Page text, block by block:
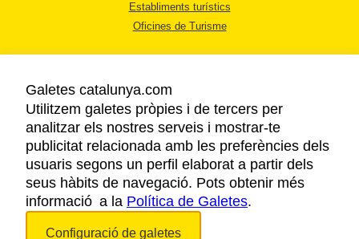
Establiments turístics
Oficines de Turisme
AVÍS LEGAL
POLÍTICA DE PRIVACITAT
COOKIES
ACCESSIBILITAT
Galetes catalunya.com
Utilitzem galetes pròpies i de tercers per
analitzar els nostres serveis i mostrar-te
publicitat relacionada amb les preferències dels
usuaris segons un perfil elaborat a partir dels
seus hàbits de navegació. Pots obtenir més
informació a la Política de Galetes.
Configuració de galetes